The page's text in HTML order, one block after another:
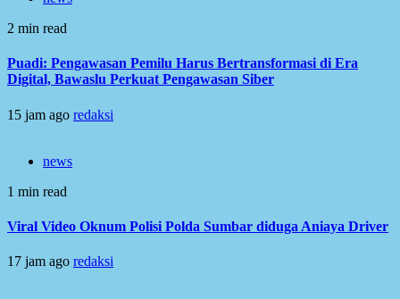
2 min read
Puadi: Pengawasan Pemilu Harus Bertransformasi di Era
Digital, Bawaslu Perkuat Pengawasan Siber
15 jam ago redaksi
news
1 min read
Viral Video Oknum Polisi Polda Sumbar diduga Aniaya Driver
17 jam ago redaksi